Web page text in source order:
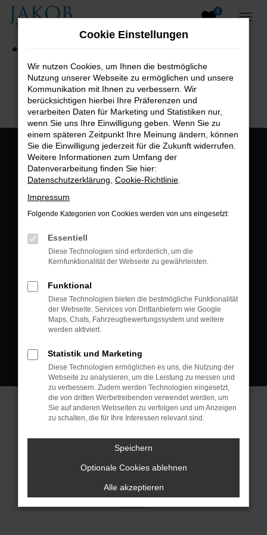
Zum
0
B2B-Shop
Öffnungszeiten:
Montag bis Freitag:
Postadresse:
Kontakt:
Tel.: +49 3745 760 90 20
Fax: +49 3745 760 90 21
Mail: fj@jakob-trading.com
Cookie Einstellungen
© 2026 Jakob Trading GmbH | Neustädter Straße 1 | DE-08223
Neustadt/Vogtland | fj@jakob-trading.com | Webdesign by audaris.de
Cookie Einstellungen
Wir nutzen Cookies, um Ihnen die bestmögliche
Nutzung unserer Webseite zu ermöglichen und unsere
Kommunikation mit Ihnen zu verbessern. Wir
berücksichtigen hierbei Ihre Präferenzen und
verarbeiten Daten für Marketing und Statistiken nur,
wenn Sie uns Ihre Einwilligung geben. Wenn Sie zu
einem späteren Zeitpunkt Ihre Meinung ändern, können
Sie die Einwilligung jederzeit für die Zukunft widerrufen.
Weitere Informationen zum Umfang der
Datenverarbeitung finden Sie hier:
Datenschutzerklärung Cookie-Richtlinie
Impressum
Folgende Kategorien von Cookies werden von uns eingesetzt:
Essentiell
Diese Technologien sind erforderlich, um die
Kernfunktionalität der Webseite zu gewährleisten.
Funktional
Diese Technologien bieten die bestmögliche Funktionalität
der Webseite. Services von Drittanbietern wie Google
Maps, Chats, Fahrzeugbewertungssystem und weitere
werden aktiviert.
Statistik und Marketing
Diese Technologien ermöglichen es uns, die Nutzung der
Webseite zu analysieren, um die Leistung zu messen und
zu verbessern. Zudem werden Technologien eingesetzt,
die von dritten Werbetreibenden verwendet werden, um
Sie auf anderen Webseiten zu verfolgen und um Anzeigen
zu schalten, die für Ihre Interessen relevant sind.
Speichern
Optionale Cookies ablehnen
Alle akzeptieren